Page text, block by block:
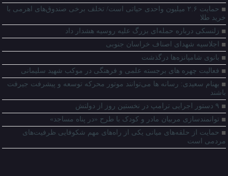
حمایت ۲.۶ میلیون واحدی حیاتی است/ تخلف برخی صندوق‌های اهرمی با
خرید طلا
زلنسکی درباره حمله‌ای بزرگ علیه روسیه هشدار داد
اجلاسیه شهدای اصناف خراسان جنوبی
بانوی شامپانزه‌ها درگذشت
فعالیت‌ چهره های برجسته علمی و فرهنگی در موکب شهید سلیمانی
بهنام سعیدی: رسانه ها می‌توانند موتور محرکه توسعه و پیشرفت جیرفت
باشند
۹ دستور اجرایی ترامپ در نخستین روز از دولتش
توانمندسازی مربیان مادر و کودک با طرح «در پناه مساجد»
حمایت از حلقه‌های میانی یکی از راه‌های مهم شکوفایی ظرفیت‌های
مردمی است